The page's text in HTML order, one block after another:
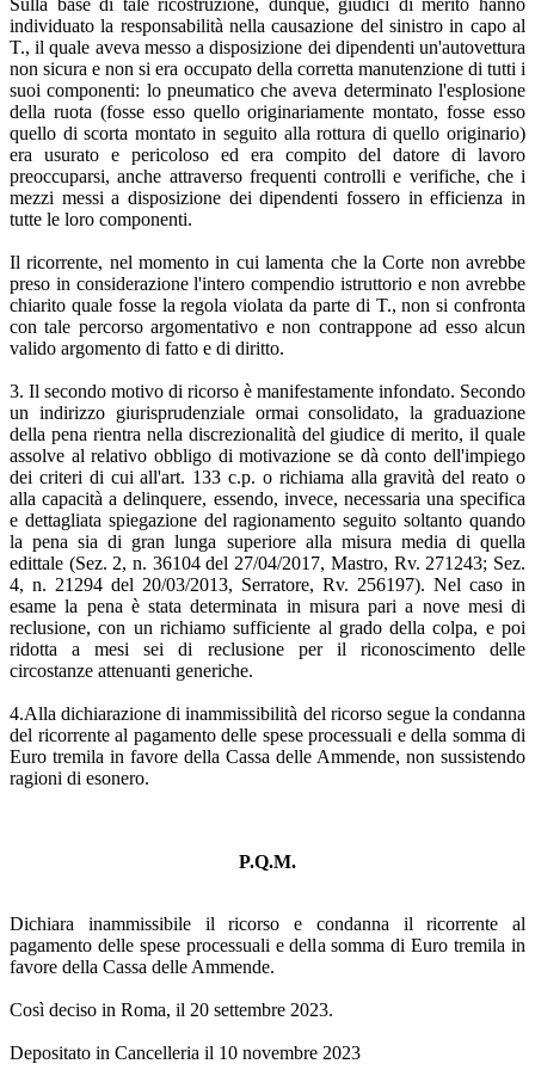
individuato la responsabilità nella causazione del sinistro in capo al
T., il quale aveva messo a disposizione dei dipendenti un'autovettura
non sicura e non si era occupato della corretta manutenzione di tutti i
suoi componenti: lo pneumatico che aveva determinato l'esplosione
della ruota (fosse esso quello originariamente montato, fosse esso
quello di scorta montato in seguito alla rottura di quello originario)
era usurato e pericoloso ed era compito del datore di lavoro
preoccuparsi, anche attraverso frequenti controlli e verifiche, che i
mezzi messi a disposizione dei dipendenti fossero in efficienza in
tutte le loro componenti.
Il ricorrente, nel momento in cui lamenta che la Corte non avrebbe
preso in considerazione l'intero compendio istruttorio e non avrebbe
chiarito quale fosse la regola violata da parte di T., non si confronta
con tale percorso argomentativo e non contrappone ad esso alcun
valido argomento di fatto e di diritto.
3. Il secondo motivo di ricorso è manifestamente infondato. Secondo
un indirizzo giurisprudenziale ormai consolidato, la graduazione
della pena rientra nella discrezionalità del giudice di merito, il quale
assolve al relativo obbligo di motivazione se dà conto dell'impiego
dei criteri di cui all'art. 133 c.p. o richiama alla gravità del reato o
alla capacità a delinquere, essendo, invece, necessaria una specifica
e dettagliata spiegazione del ragionamento seguito soltanto quando
la pena sia di gran lunga superiore alla misura media di quella
edittale (Sez. 2, n. 36104 del 27/04/2017, Mastro, Rv. 271243; Sez.
4, n. 21294 del 20/03/2013, Serratore, Rv. 256197). Nel caso in
esame la pena è stata determinata in misura pari a nove mesi di
reclusione, con un richiamo sufficiente al grado della colpa, e poi
ridotta a mesi sei di reclusione per il riconoscimento delle
circostanze attenuanti generiche.
4.Alla dichiarazione di inammissibilità del ricorso segue la condanna
del ricorrente al pagamento delle spese processuali e della somma di
Euro tremila in favore della Cassa delle Ammende, non sussistendo
ragioni di esonero.
P.Q.M.
Dichiara inammissibile il ricorso e condanna il ricorrente al
pagamento delle spese processuali e della somma di Euro tremila in
favore della Cassa delle Ammende.
Così deciso in Roma, il 20 settembre 2023.
Depositato in Cancelleria il 10 novembre 2023